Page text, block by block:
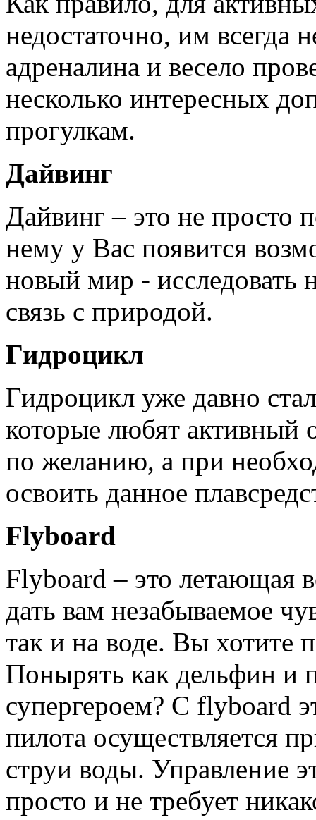
недостаточно, им всегда
адреналина и весело
несколько интересных
прогулкам.
Дайвинг
Дайвинг – это не просто
нему у Вас появится
новый мир - исследовать
связь с природой.
Гидроцикл
Гидроцикл уже давно
которые любят активный
по желанию, а при
освоить данное
Flyboard
Flyboard – это летающая
дать вам незабываемое
так и на воде. Вы хотите
Понырять как дельфин и
супергероем? С flyboard
пилота осуществляется
струи воды. Управление
просто и не требует